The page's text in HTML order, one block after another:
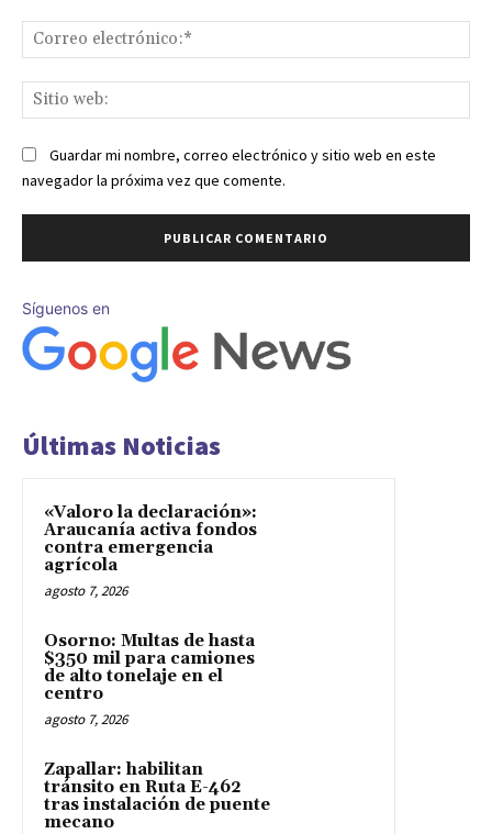
Guardar mi nombre, correo electrónico y sitio web en este
navegador la próxima vez que comente.
Síguenos en
Últimas Noticias
«Valoro la declaración»:
Araucanía activa fondos
contra emergencia
agrícola
agosto 7, 2026
Osorno: Multas de hasta
$350 mil para camiones
de alto tonelaje en el
centro
agosto 7, 2026
Zapallar: habilitan
tránsito en Ruta E-462
tras instalación de puente
mecano